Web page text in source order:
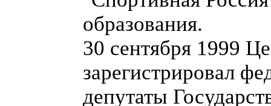
образования.
30 сентября 1999
зарегистрировал
депутаты